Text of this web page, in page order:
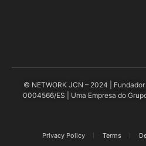
© NETWORK JCN – 2024 |
0004566/ES | Uma Empresa do
Privacy Policy Terms